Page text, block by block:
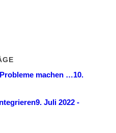
machen …10.
9. Juli 2022 -